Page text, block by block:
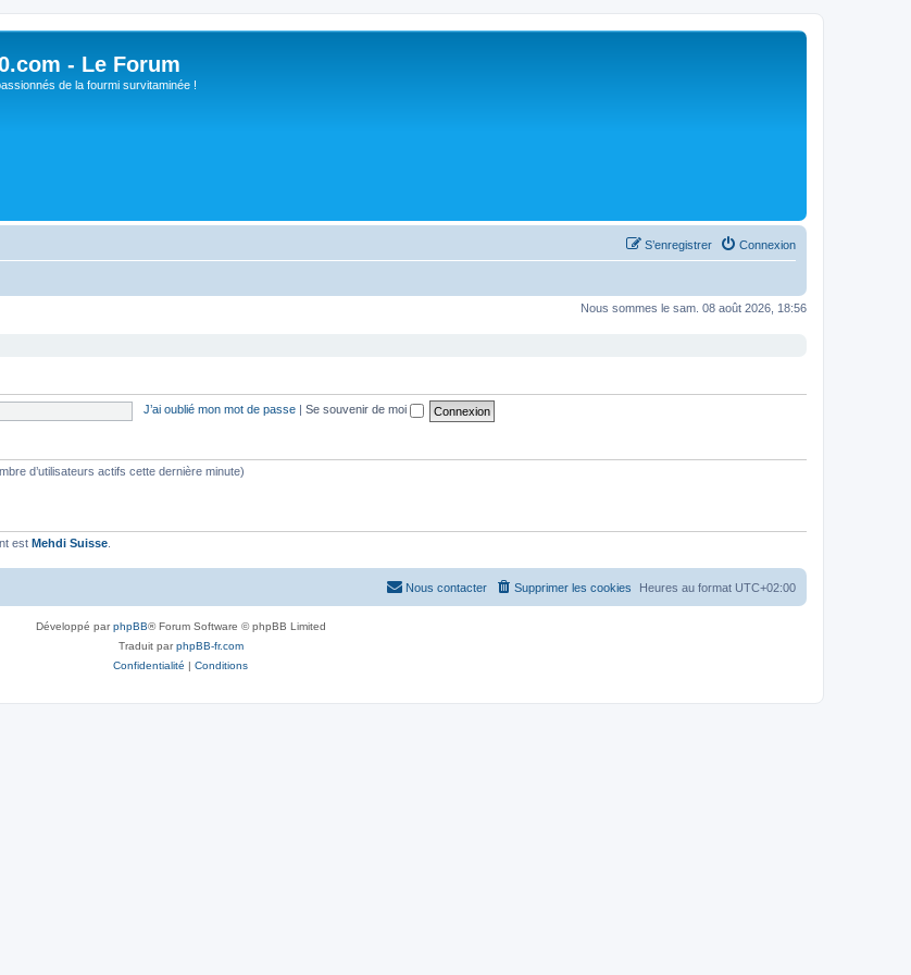
- Le Forum
de la fourmi survitaminée !
Connexion
S’enregistrer
Nous sommes le sam. 08 août 2026, 18:56
J’ai oublié mon mot de passe Se souvenir de moi
d’utilisateurs actifs cette dernière minute)
est Mehdi Suisse
Heures au format UTC+02:00
Supprimer les cookies
Nous contacter
Développé parphpBB® Forum Software © phpBB Limited
Traduit parphpBB-fr.com
Confidentialité | Conditions